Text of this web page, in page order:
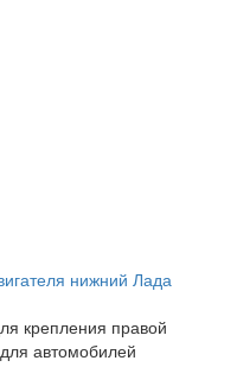
нижний Лада
крепления правой
автомобилей